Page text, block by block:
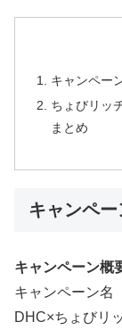
キャンペー
ちょびリッ
まとめ
キャンペ
キャンペーン概
キャンペーン名
DHC×ちょびリ